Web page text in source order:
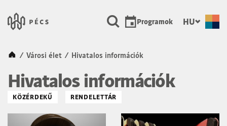
Városunk Pécs Programok HU
Kezdőlap
/ Városi élet / Hivatalos információk
Hivatalos információk
KÖZÉRDEKŰ RENDELETTÁR